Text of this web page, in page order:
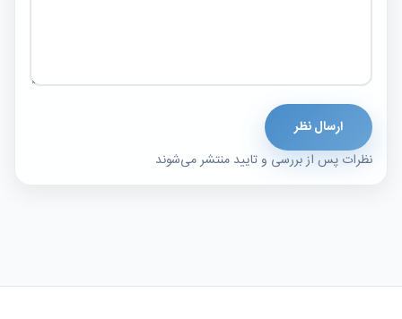
نظرات پس از بررسی و تایید منتشر می‌شوند
ارسال نظر